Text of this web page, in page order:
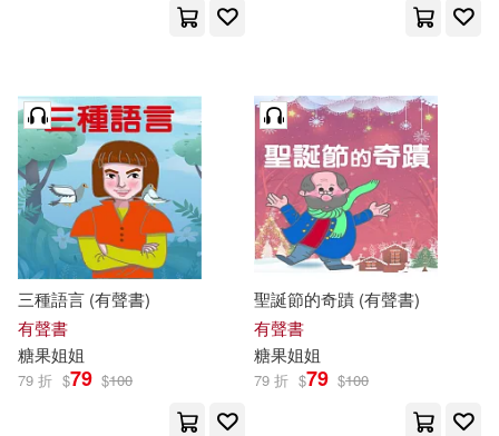
三種語言 (有聲書)
有聲書
糖果姐姐
79 折 $79 $100
聖誕節的奇蹟 (有聲書)
有聲書
糖果姐姐
79 折 $79 $100